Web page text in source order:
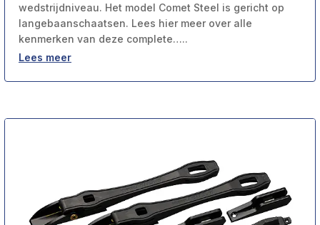
wedstrijdniveau. Het model Comet Steel is gericht op
langebaanschaatsen. Lees hier meer over alle
kenmerken van deze complete…..
Lees meer